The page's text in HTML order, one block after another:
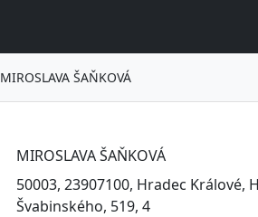
MIROSLAVA ŠAŇKOVÁ
MIROSLAVA ŠAŇKOVÁ
50003, 23907100, Hradec Králové,
Švabinského, 519, 4